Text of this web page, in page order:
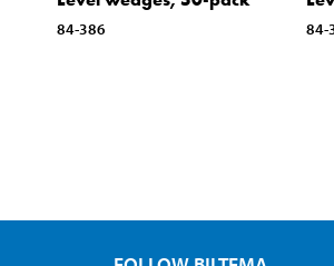
84-386 84-